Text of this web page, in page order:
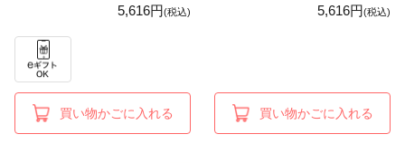
5,616円(税込)
買い物かごに入れる
5,616円(税込)
買い物かごに入れる